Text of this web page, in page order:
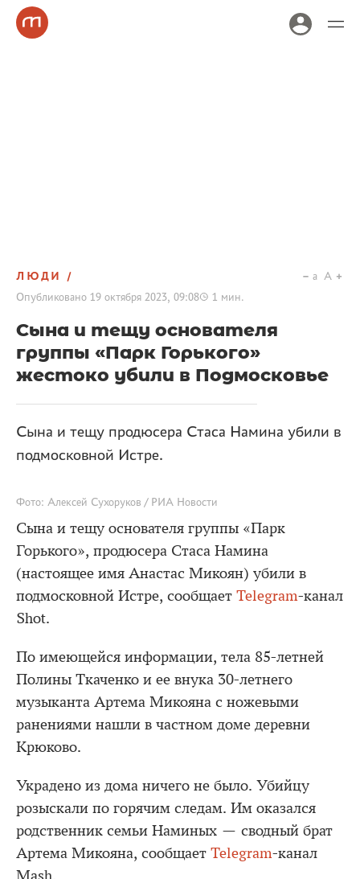
ЛЮДИ
Опубликовано 19 октября 2023, 09:08 1 мин.
a A
Сына и тещу основателя
группы «Парк Горького»
жестоко убили в Подмосковье
Сына и тещу продюсера Стаса Намина убили в
подмосковной Истре.
Фото: Алексей Сухоруков / РИА Новости
Сына и тещу основателя группы «Парк
Горького», продюсера Стаса Намина
(настоящее имя Анастас Микоян) убили в
подмосковной Истре, сообщает Telegram-канал
Shot.
По имеющейся информации, тела 85-летней
Полины Ткаченко и ее внука 30-летнего
музыканта Артема Микояна с ножевыми
ранениями нашли в частном доме деревни
Крюково.
Украдено из дома ничего не было. Убийцу
розыскали по горячим следам. Им оказался
родственник семьи Наминых — сводный брат
Артема Микояна, сообщает Telegram-канал